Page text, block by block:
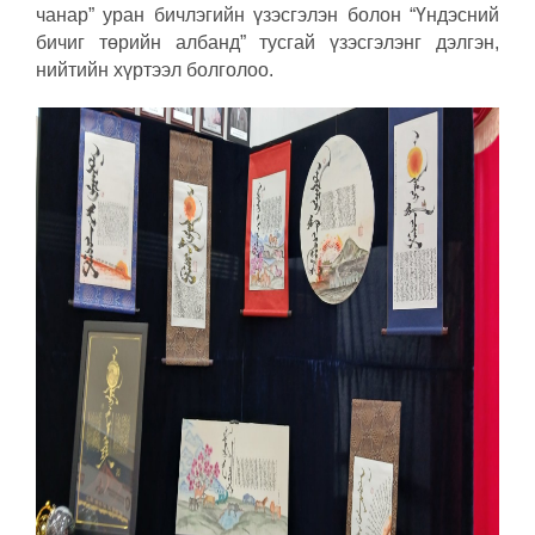
чанар” уран бичлэгийн үзэсгэлэн болон “Үндэсний
бичиг төрийн албанд” тусгай үзэсгэлэнг дэлгэн,
нийтийн хүртээл болголоо.